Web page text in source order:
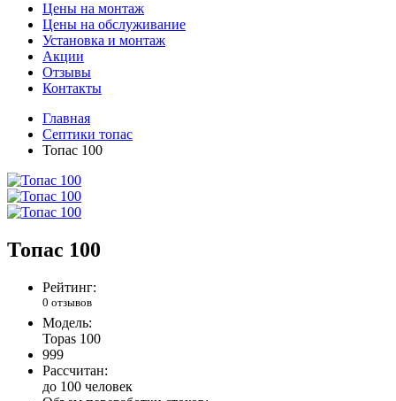
Цены на монтаж
Цены на обслуживание
Установка и монтаж
Акции
Отзывы
Контакты
Главная
Септики топас
Топас 100
Топас 100
Рейтинг:
0 отзывов
Модель:
Topas 100
999
Рассчитан:
до 100 человек